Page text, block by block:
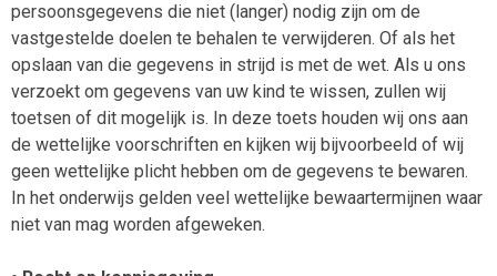
persoonsgegevens die niet (langer) nodig zijn om de
vastgestelde doelen te behalen te verwijderen. Of als het
opslaan van die gegevens in strijd is met de wet. Als u ons
verzoekt om gegevens van uw kind te wissen, zullen wij
toetsen of dit mogelijk is. In deze toets houden wij ons aan
de wettelijke voorschriften en kijken wij bijvoorbeeld of wij
geen wettelijke plicht hebben om de gegevens te bewaren.
In het onderwijs gelden veel wettelijke bewaartermijnen waar
niet van mag worden afgeweken.